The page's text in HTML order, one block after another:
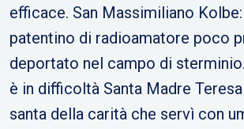
efficace. San Massimiliano
patentino di radioamatore poco
deportato nel campo di
è in difficoltà Santa Madre
santa della carità che servì con